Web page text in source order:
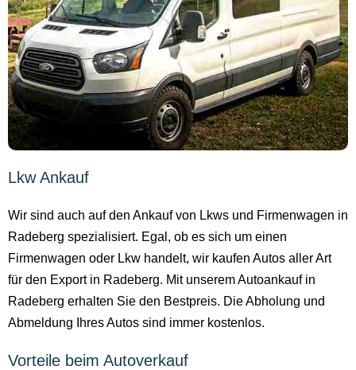
Lkw Ankauf
Wir sind auch auf den Ankauf von Lkws und Firmenwagen in
Radeberg spezialisiert. Egal, ob es sich um einen
Firmenwagen oder Lkw handelt, wir kaufen Autos aller Art
für den Export in Radeberg. Mit unserem Autoankauf in
Radeberg erhalten Sie den Bestpreis. Die Abholung und
Abmeldung Ihres Autos sind immer kostenlos.
Vorteile beim Autoverkauf